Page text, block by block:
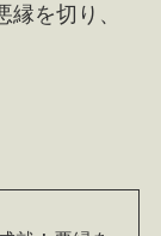
を切り、